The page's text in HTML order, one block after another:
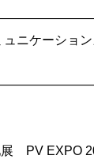
ニケーショ
PV EXPO